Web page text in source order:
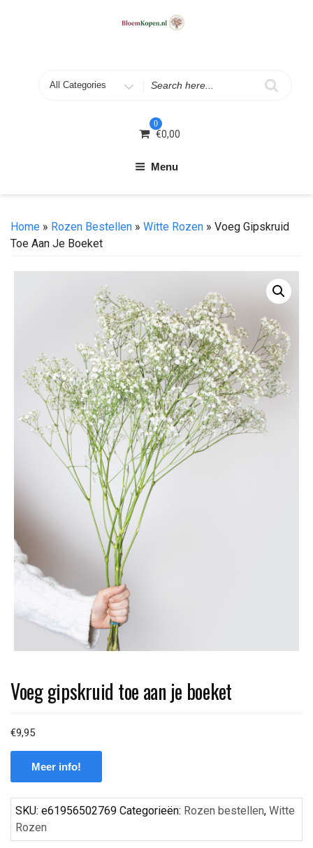
0
€0,00
Menu
Home » Rozen Bestellen » Witte Rozen » Voeg Gipskruid
Toe Aan Je Boeket
Voeg gipskruid toe aan je boeket
€9,95
Meer info!
SKU: e61956502769 Categorieën: Rozen bestellen, Witte
Rozen